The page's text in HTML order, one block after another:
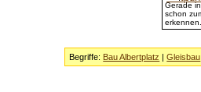
Gerade
schon
Begriffe: Bau Albertplatz |Gleisbau